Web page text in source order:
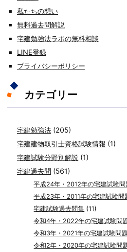
私たちの想い
無料過去問解説
宅建勉強法ラボの無料相談
LINE登録
プライバシーポリシー
カテゴリー
宅建勉強法 (205)
宅建建物取引士資格試験情報 (1)
宅建試験分野別解説 (1)
宅建過去問 (561)
平成24年・2012年の宅建試験問
平成23年・2011年の宅建試験問
宅建試験過去問集 (11)
令和4年・2022年の宅建試験問
令和3年・2021年の宅建試験問
令和2年・2020年の宅建試験問